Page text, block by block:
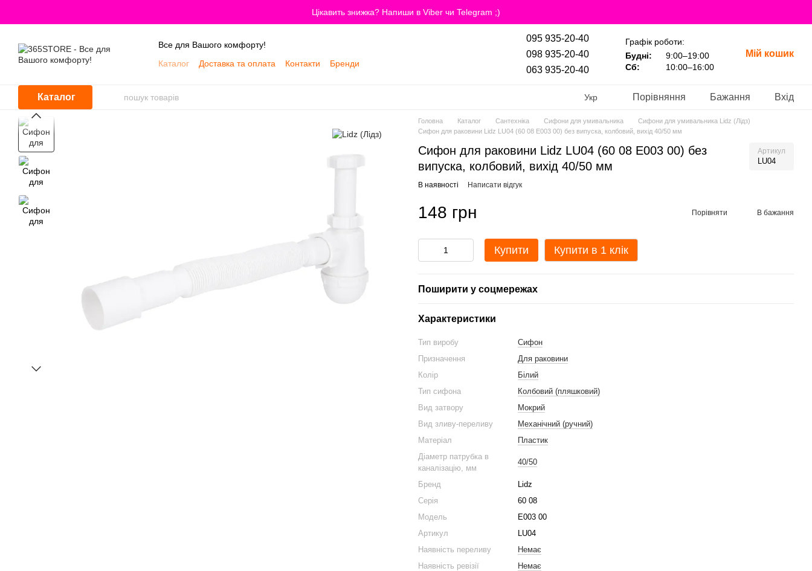
Цікавить знижка? Напиши в Viber чи Telegram ;)
Все для Вашого комфорту!
Каталог
Доставка та оплата Контакти
Бренди
095 935-20-40
098 935-20-40
063 935-20-40
Графік роботи:
Будні:
9:00–19:00
Сб:
10:00–16:00
Мій кошик
Каталог Укр Порівняння Бажання Вхід
Головна Каталог Сантехніка Сифони для умивальника
Сифони для умивальника Lidz (Лідз)
Сифон для раковини Lidz LU04 (60 08 E003 00) без випуска, колбовий, вихід 40/50 мм
Сифон для раковини Lidz LU04 (60 08 E003 00) без
випуска, колбовий, вихід 40/50 мм
Артикул
LU04
В наявності Написати відгук
148 грн Порівняти В бажання
Купити Купити в 1 клік
Поширити у соцмережах
Характеристики
Тип виробу
Сифон
Призначення
Для раковини
Колір
Білий
Тип сифона
Колбовий (пляшковий)
Вид затвору
Мокрий
Вид зливу-переливу
Механічний (ручний)
Матеріал
Пластик
Діаметр патрубка в
каналізацію, мм
40/50
Бренд
Lidz
Серія
60 08
Модель
E003 00
Артикул
LU04
Наявність переливу
Немає
Наявність ревізії
Немає